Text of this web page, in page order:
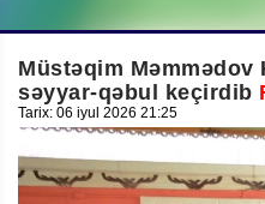
Müstəqim Məmmədov
səyyar-qəbul keçirdib
Tarix: 06 iyul 2026 21:25